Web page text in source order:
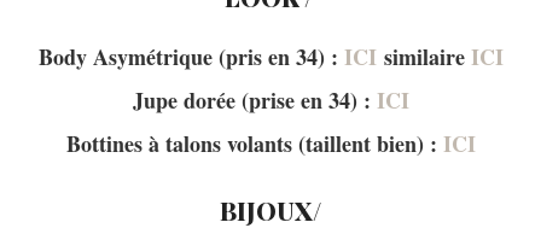
Body Asymétrique (pris en 34) : ICIsimilaireICI
Jupe dorée (prise en 34) : ICI
Bottines à talons volants (taillent bien) : ICI
BIJOUX/